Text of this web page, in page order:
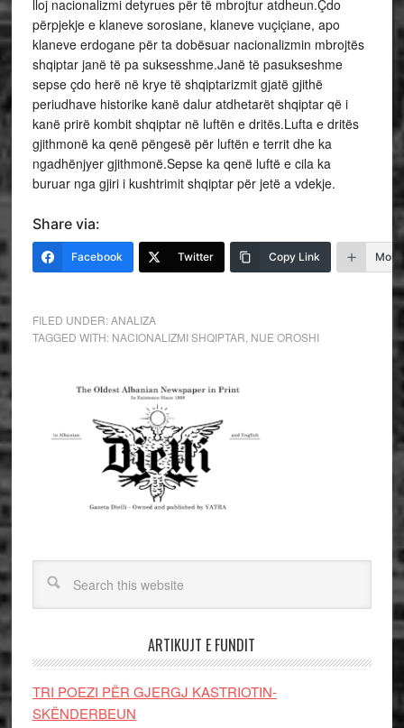
lloj nacionalizmi detyrues për të mbrojtur atdheun.Çdo
përpjekje e klaneve sorosiane, klaneve vuçiçiane, apo
klaneve erdogane për ta dobësuar nacionalizmin mbrojtës
shqiptar janë të pa suksesshme.Janë të pasukseshme
sepse çdo herë në krye të shqiptarizmit gjatë gjithë
periudhave historike kanë dalur atdhetarët shqiptar që i
kanë prirë kombit shqiptar në luftën e dritës.Lufta e dritës
gjithmonë ka qenë pëngesë për luftën e territ dhe ka
ngadhënjyer gjithmonë.Sepse ka qenë luftë e cila ka
buruar nga gjiri i kushtrimit shqiptar për jetë a vdekje.
Share via:
Facebook Twitter Copy Link More
FILED UNDER:ANALIZA
TAGGED WITH: NACIONALIZMI SHQIPTAR NUE OROSHI
ARTIKUJT E FUNDIT
TRI POEZI PËR GJERGJ KASTRIOTIN-
SKËNDERBEUN